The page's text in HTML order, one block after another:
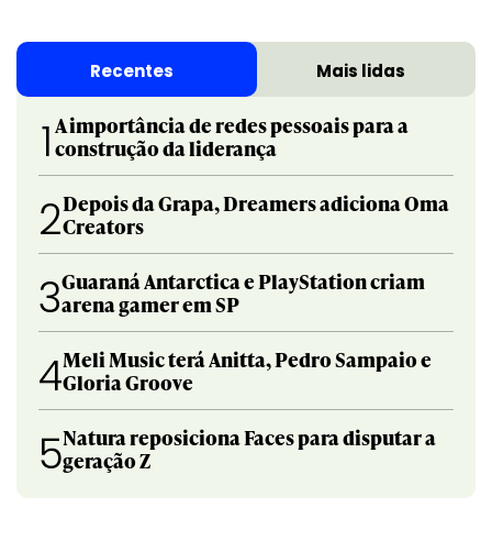
Recentes Mais lidas
1 A importância de redes pessoais para a
construção da liderança
2Depois da Grapa, Dreamers adiciona Oma
Creators
3Guaraná Antarctica e PlayStation criam
arena gamer em SP
4Meli Music terá Anitta, Pedro Sampaio e
Gloria Groove
5Natura reposiciona Faces para disputar a
geração Z